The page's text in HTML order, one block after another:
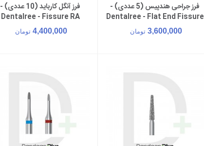
افزودن به سبد خریدفرز جراحی هندپیس (5 عددی) -
Dentalree - Flat End Fissure
3,600,000 تومان
افزودن به سبد خریدفرز آنگل کارباید (10 عددی) -
Dentalree - Fissure RA
4,400,000 تومان